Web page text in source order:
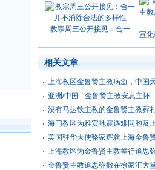
教宗周三公开接见：合一
宣
相关文章
上海教区金鲁贤主教病逝，中国
亚洲/中国 - 金鲁贤主教安息主怀
没有马达钦主教的金鲁贤主教葬
海门教区为雅安地震遇难同胞及
美国驻华大使骆家辉就上海金鲁
上海教区为金鲁贤主教举行追思
金鲁贤主教追思弥撒在徐家汇大